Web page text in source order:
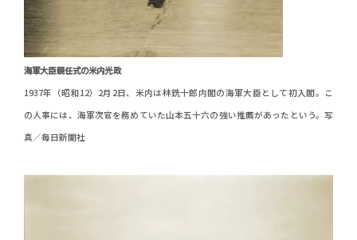
海軍大臣親任式の米内光政
1937年（昭和12）2月2日、米内は林銑十郎内閣の海軍大臣として初入閣。こ
の人事には、海軍次官を務めていた山本五十六の強い推薦があったという。写
真／毎日新聞社